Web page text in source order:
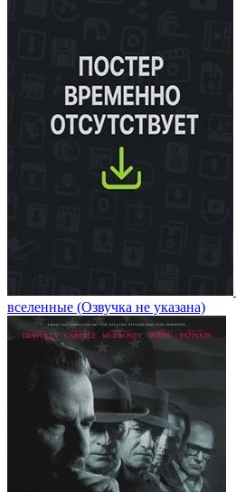
вселенные (Озвучка не указана)